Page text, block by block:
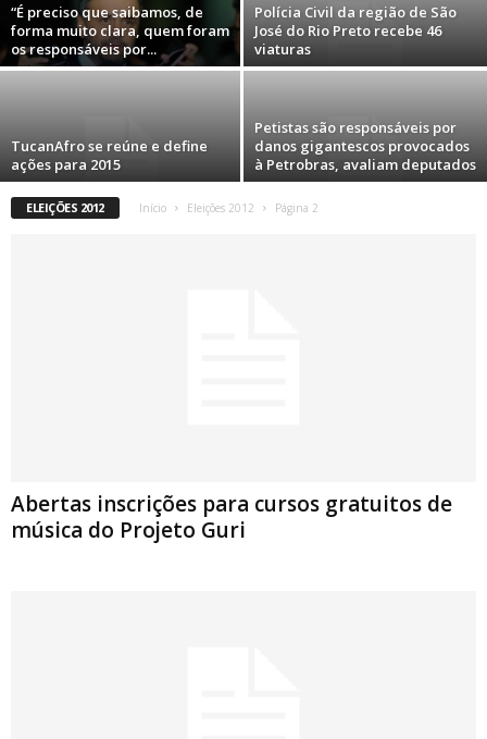
“É preciso que saibamos, de
forma muito clara, quem foram
os responsáveis por...
Polícia Civil da região de São
José do Rio Preto recebe 46
viaturas
TucanAfro se reúne e define
ações para 2015
Petistas são responsáveis por
danos gigantescos provocados
à Petrobras, avaliam deputados
ELEIÇÕES 2012 Início Eleições 2012 Página 2
Abertas inscrições para cursos gratuitos de
música do Projeto Guri